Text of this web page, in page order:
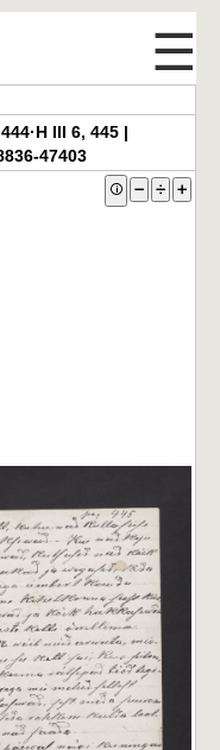
☰
III 6, 445 |
47403